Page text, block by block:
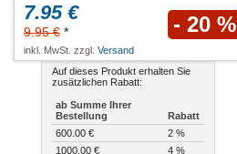
7.95 €
9.95 € * - 20 %
inkl. MwSt. zzgl. Versand
Auf dieses Produkt erhalten Sie
zusätzlichen Rabatt:
ab Summe Ihrer
Bestellung
Rabatt
600.00 €
2 %
1000.00 €
4 %